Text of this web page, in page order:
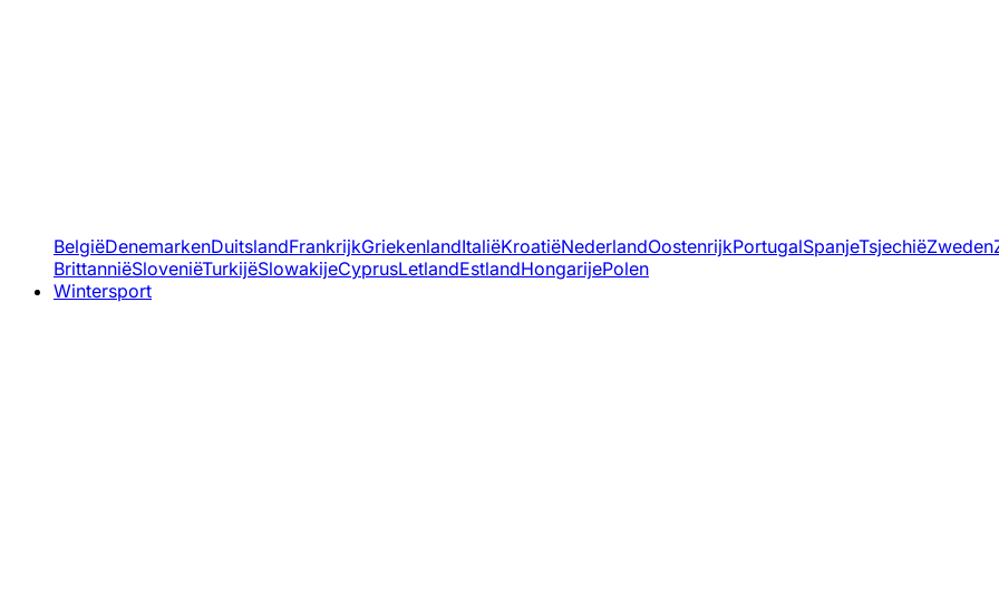
BelgiëDenemarkenDuitslandFrankrijkGriekenlandItaliëKroatiëNederlandOostenrijkPortugalSpanjeTsjechiëZweden
BrittanniëSloveniëTurkijëSlowakijeCyprusLetlandEstlandHongarijePolen
Wintersport